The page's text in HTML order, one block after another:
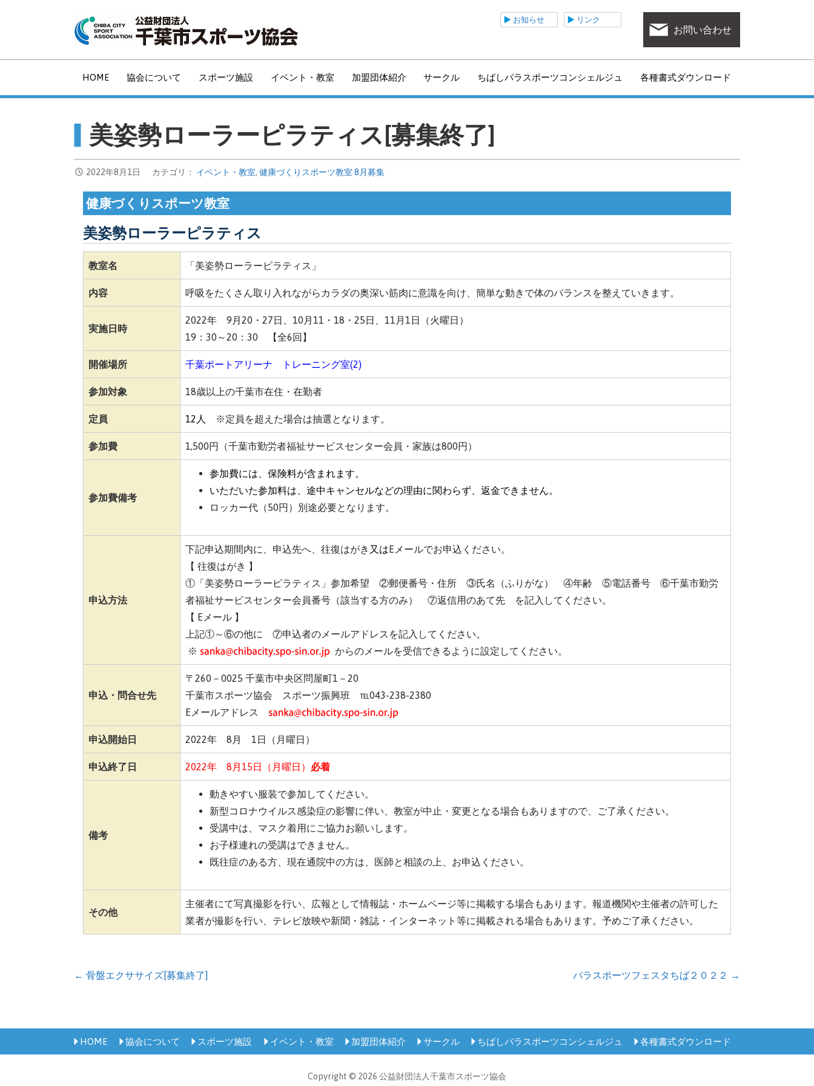
ン
へ
公益財団法人千葉市スポーツ協会
リンク
お知らせ
お問い合わせ
HOME 協会について スポーツ施設 イベント・教室 加盟団体紹介 サークル ちばしパラスポーツコンシェルジュ 各種書式ダウンロード
美姿勢ローラーピラティス[募集終了]
2022年8月1日 カテゴリ： イベント・教室, 健康づくりスポーツ教室 8月募集
健康づくりスポーツ教室
美姿勢ローラーピラティス
教室名 「美姿勢ローラーピラティス」
内容 呼吸をたくさん取り入れながらカラダの奥深い筋肉に意識を向け、簡単な動きで体のバランスを整えていきます。
実施日時
2022年 9月20・27日、10月11・18・25日、11月1日（火曜日）
19：30～20：30 【全6回】
開催場所 千葉ポートアリーナ トレーニング室(2)
参加対象 18歳以上の千葉市在住・在勤者
定員 12人 ※定員を超えた場合は抽選となります。
参加費 1,500円（千葉市勤労者福祉サービスセンター会員・家族は800円）
参加費備考
参加費には、保険料が含まれます。
いただいた参加料は、途中キャンセルなどの理由に関わらず、返金できません。
ロッカー代（50円）別途必要となります。
申込方法
下記申込期間内に、申込先へ、 往復はがき 又はEメールでお申込ください。
【 往復はがき 】
①「美姿勢ローラーピラティス」参加希望 ②郵便番号・住所 ③氏名（ふりがな） ④年齢 ⑤電話番号 ⑥千葉市勤労
者福祉サービスセンター会員番号（該当する方のみ） ⑦返信用のあて先 を記入してください。
【 Eメール 】
上記①～⑥の他に ⑦申込者のメールアドレスを記入してください。
※
からのメールを受信できるように設定してください。
申込・問合せ先
〒260－0025 千葉市中央区問屋町1－20
千葉市スポーツ協会 スポーツ振興班 ℡043-238-2380
Eメールアドレス
申込開始日 2022年 8月 1日（月曜日）
申込終了日 2022年 8月15日（月曜日） 必着
備考
動きやすい服装で参加してください。
新型コロナウイルス感染症の影響に伴い、教室が中止・変更となる場合もありますので、ご了承ください。
受講中は、マスク着用にご協力お願いします。
お子様連れの受講はできません。
既往症のある方、現在通院中の方は、医師と相談の上、お申込ください。
その他
主催者にて写真撮影を行い、広報として情報誌・ホームページ等に掲載する場合もあります。報道機関や主催者の許可した
業者が撮影を行い、テレビ放映や新聞・雑誌・インターネット等に掲載される場合もあります。予めご了承ください。
投
ナ
ビ
← 骨盤エクササイズ[募集終了] パラスポーツフェスタちば２０２２ →
HOME 協会について スポーツ施設 イベント・教室 加盟団体紹介 サークル ちばしパラスポーツコンシェルジュ 各種書式ダウンロード
Copyright © 2026 公益財団法人千葉市スポーツ協会